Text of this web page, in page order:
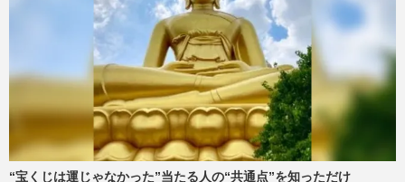
“宝くじは運じゃなかった”当たる人の“共通点”を知っただけ